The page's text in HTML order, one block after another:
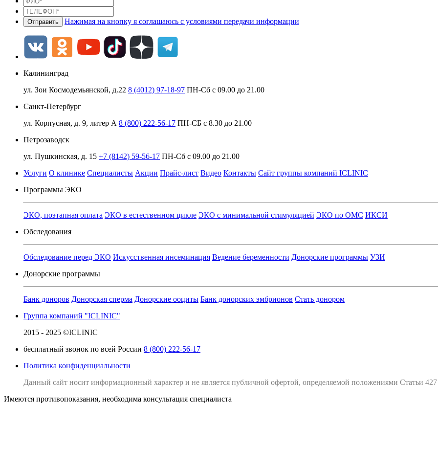
Нажимая на кнопку я соглашаюсь с условиями передачи информации
Калининград
ул. Зои Космодемьянской, д.22 8 (4012) 97-18-97 ПН-Сб с 09.00 до 21.00
Санкт-Петербург
ул. Корпусная, д. 9, литер А 8 (800) 222-56-17 ПН-СБ с 8.30 до 21.00
Петрозаводск
ул. Пушкинская, д. 15 +7 (8142) 59-56-17 ПН-Сб с 09.00 до 21.00
Услуги О клинике Специалисты Акции Прайс-лист Видео Контакты Сайт группы компаний ICLINIC
Программы ЭКО
ЭКО, поэтапная оплата ЭКО в естественном цикле ЭКО с минимальной стимуляцией ЭКО по ОМС ИКСИ
Обследования
Обследование перед ЭКО Искусственная инсеминация Ведение беременности Донорские программы УЗИ
Донорские программы
Банк доноров Донорская сперма Донорские ооциты Банк донорских эмбрионов Стать донором
Группа компаний "ICLINIC"
2015 - 2025 ©ICLINIC
бесплатный звонок по всей России 8 (800) 222-56-17
Политика конфиденциальности
Данный сайт носит информационный характер и не является публичной офертой, определяемой положениями Статьи
Имеются противопоказания, необходима консультация специалиста